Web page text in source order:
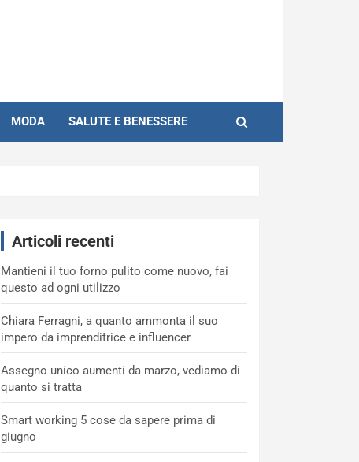
MODA SALUTE E BENESSERE
Articoli recenti
Mantieni il tuo forno pulito come nuovo, fai
questo ad ogni utilizzo
Chiara Ferragni, a quanto ammonta il suo
impero da imprenditrice e influencer
Assegno unico aumenti da marzo, vediamo di
quanto si tratta
Smart working 5 cose da sapere prima di
giugno